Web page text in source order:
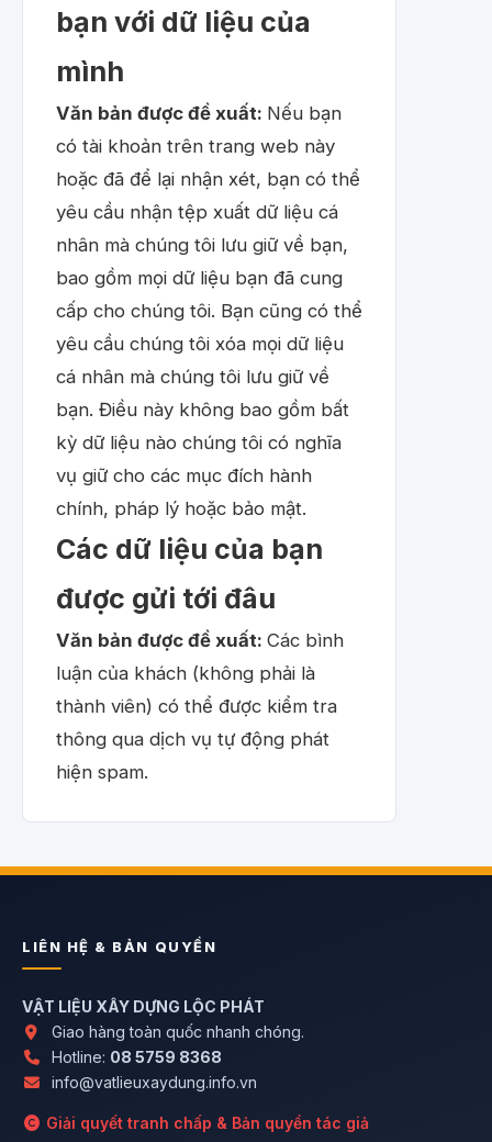
bạn với dữ liệu của
mình
Văn bản được đề xuất: Nếu bạn
có tài khoản trên trang web này
hoặc đã để lại nhận xét, bạn có thể
yêu cầu nhận tệp xuất dữ liệu cá
nhân mà chúng tôi lưu giữ về bạn,
bao gồm mọi dữ liệu bạn đã cung
cấp cho chúng tôi. Bạn cũng có thể
yêu cầu chúng tôi xóa mọi dữ liệu
cá nhân mà chúng tôi lưu giữ về
bạn. Điều này không bao gồm bất
kỳ dữ liệu nào chúng tôi có nghĩa
vụ giữ cho các mục đích hành
chính, pháp lý hoặc bảo mật.
Các dữ liệu của bạn
được gửi tới đâu
Văn bản được đề xuất: Các bình
luận của khách (không phải là
thành viên) có thể được kiểm tra
thông qua dịch vụ tự động phát
hiện spam.
LIÊN HỆ & BẢN QUYỀN
VẬT LIỆU XÂY DỰNG LỘC PHÁT
Giao hàng toàn quốc nhanh chóng.
Hotline: 08 5759 8368
info@vatlieuxaydung.info.vn
Giải quyết tranh chấp & Bản quyền tác giả